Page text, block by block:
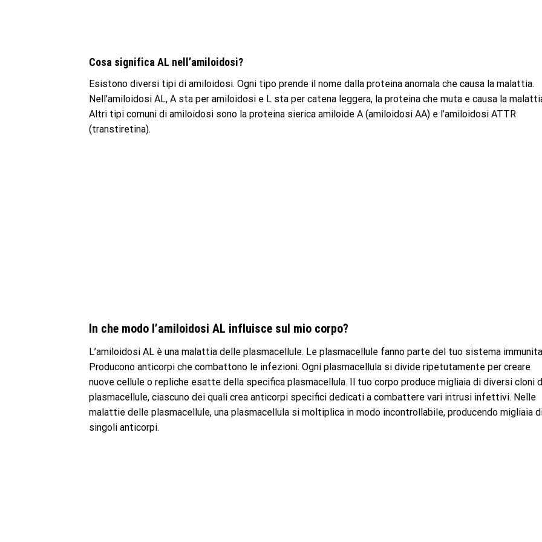
Cosa significa AL nell’amiloidosi?
Esistono diversi tipi di amiloidosi. Ogni tipo prende il nome dalla proteina anomala che causa la malattia.
Nell’amiloidosi AL, A sta per amiloidosi e L sta per catena leggera, la proteina che muta e causa la
Altri tipi comuni di amiloidosi sono la proteina sierica amiloide A (amiloidosi AA) e l’amiloidosi ATTR
(transtiretina).
In che modo l’amiloidosi AL influisce sul mio corpo?
L’amiloidosi AL è una malattia delle plasmacellule. Le plasmacellule fanno parte del tuo sistema
Producono anticorpi che combattono le infezioni. Ogni plasmacellula si divide ripetutamente per creare
nuove cellule o repliche esatte della specifica plasmacellula. Il tuo corpo produce migliaia di diversi cloni
plasmacellule, ciascuno dei quali crea anticorpi specifici dedicati a combattere vari intrusi infettivi. Nelle
malattie delle plasmacellule, una plasmacellula si moltiplica in modo incontrollabile, producendo migliaia
singoli anticorpi.